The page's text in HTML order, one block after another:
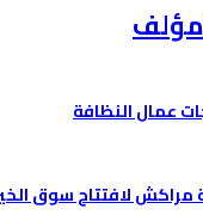
عمال النظافة
مراكش لافتتاح سوق